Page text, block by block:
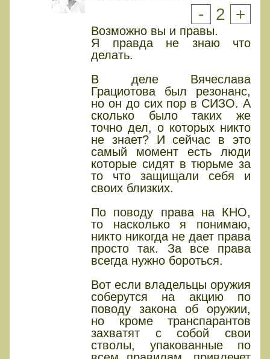
- 2 +
Возможно вы и правы.
Я правда не знаю что
делать.
В деле Вячеслава
Грациотова был резонанс,
но он до сих пор в СИЗО. А
сколько было таких же
точно дел, о которых никто
не знает? И сейчас в это
самый момент есть люди
которые сидят в тюрьме за
то что защищали себя и
своих близких.
По поводу права на КНО,
то насколько я понимаю,
никто никогда не дает права
просто так. За все права
всегда нужно бороться.
Вот если владельцы оружия
соберутся на акцию по
поводу закона об оружии,
но кроме транспарантов
захватят с собой свои
стволы, упакованные по